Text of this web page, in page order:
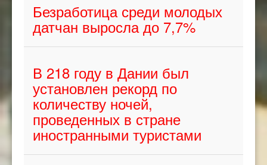
Безработица среди молодых
датчан выросла до 7,7%
В 218 году в Дании был
установлен рекорд по
количеству ночей,
проведенных в стране
иностранными туристами